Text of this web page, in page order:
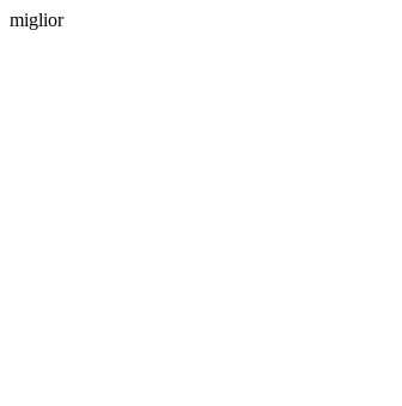
miglior